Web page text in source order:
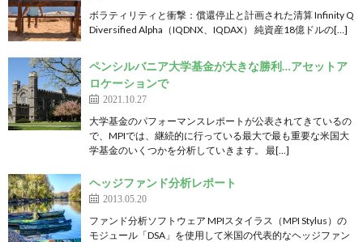
ボラティリティと衝撃：償還停止と計画された清算 Infinity Q
Diversified Alpha（IQDNX、IQDAX） 純資産18億ドルの[…]
ペンシルバニア大学基金が大きな勝利…アセットア
ロケーションで
2021.10.27
大学基金のパフォーマンスレポートが公表されてきているの
で、MPIでは、継続的に行っている最大で最も重要な米国大
学基金のいくつかを分析していきます。 最[…]
ヘッジファンド分析レポート
2013.05.20
ファンド分析ソフトウェア MPIスタイラス（MPI Stylus）の
モジュール「DSA」を使用して米国の代表的なヘッジファン